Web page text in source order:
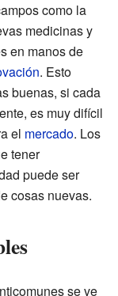
como la
medicinas y
en manos de
. Esto
buenas, si cada
es muy difícil
el mercado. Los
tener
puede ser
cosas nuevas.
se ve